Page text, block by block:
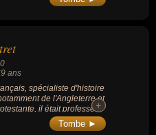
ans
spécialiste d'histoire
de l'Angleterre et
il était professeur
britannique à
Saint-Quentin-en-
+
+
Tombe ►